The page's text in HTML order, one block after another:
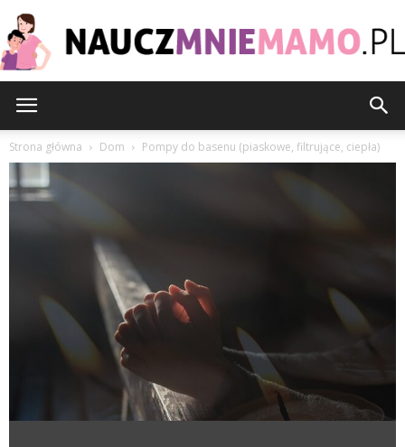
Strona główna Dom Pompy do basenu (piaskowe, filtrujące, ciepła)